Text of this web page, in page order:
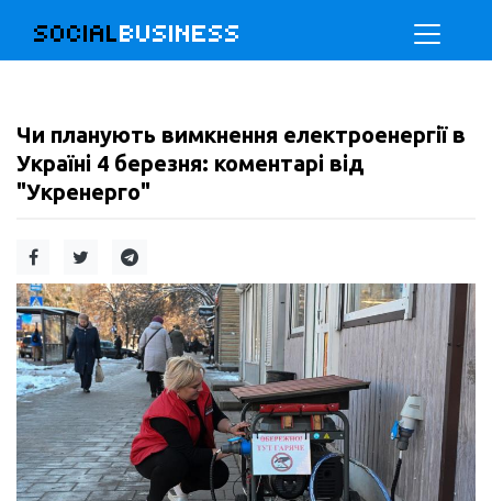
SOCIALBUSINESS
Чи планують вимкнення електроенергії в
Україні 4 березня: коментарі від
"Укренерго"